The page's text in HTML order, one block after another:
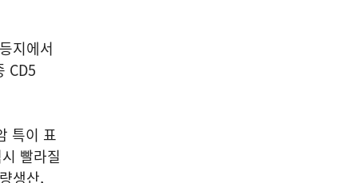
지에서
CD5
특이 표
빨라질
생산,